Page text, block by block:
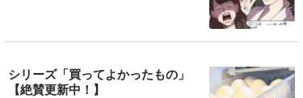
シリーズ「買ってよかったもの」
【絶賛更新中！】